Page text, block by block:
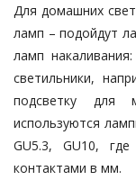
Для домашних
ламп – подойдут
ламп
светильники,
подсветку для
используются
GU5.3, GU10,
контактами в мм.